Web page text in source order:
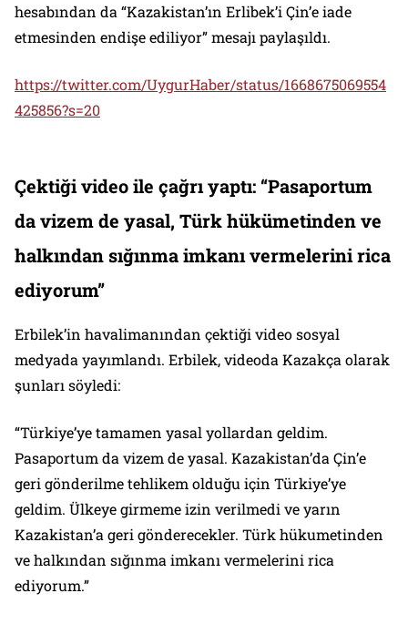
hesabından da “Kazakistan’ın Erlibek’i Çin’e iade
etmesinden endişe ediliyor” mesajı paylaşıldı.
https://twitter.com/UygurHaber/status/1668675069554
425856?s=20
Çektiği video ile çağrı yaptı: “Pasaportum
da vizem de yasal, Türk hükümetinden ve
halkından sığınma imkanı vermelerini rica
ediyorum”
Erbilek’in havalimanından çektiği video sosyal
medyada yayımlandı. Erbilek, videoda Kazakça olarak
şunları söyledi:
“Türkiye’ye tamamen yasal yollardan geldim.
Pasaportum da vizem de yasal. Kazakistan’da Çin’e
geri gönderilme tehlikem olduğu için Türkiye’ye
geldim. Ülkeye girmeme izin verilmedi ve yarın
Kazakistan’a geri gönderecekler. Türk hükumetinden
ve halkından sığınma imkanı vermelerini rica
ediyorum.”